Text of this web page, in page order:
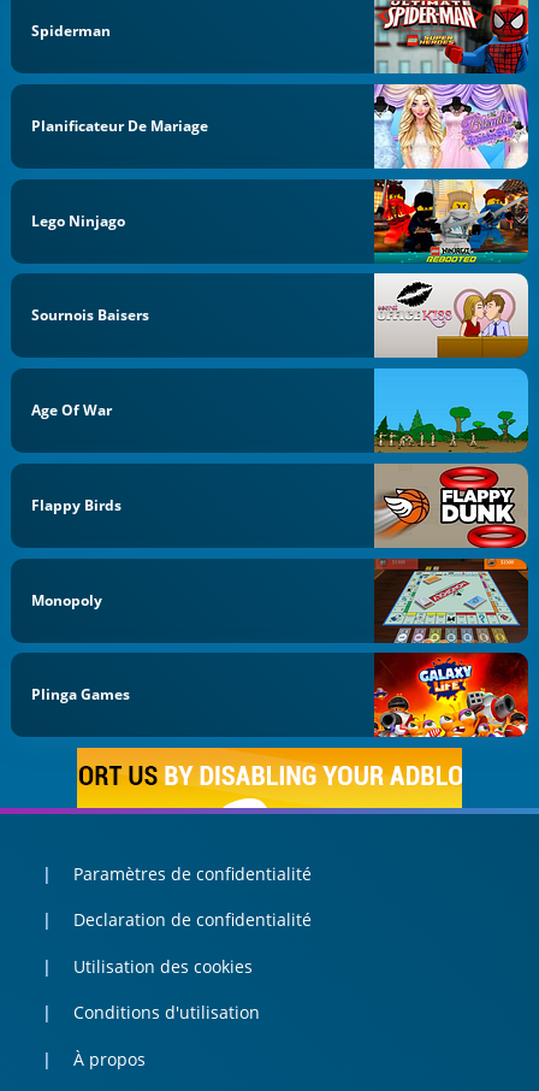
Spiderman
Planificateur De Mariage
Lego Ninjago
Sournois Baisers
Age Of War
Flappy Birds
Monopoly
Plinga Games
Paramètres de confidentialité
Declaration de confidentialité
Utilisation des cookies
Conditions d'utilisation
À propos